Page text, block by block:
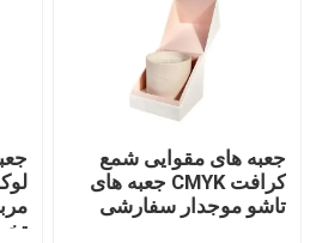
جعبه های مقوایی شمع
کرافت CMYK جعبه های
تاشو موجدار سفارشی